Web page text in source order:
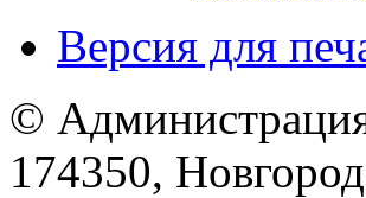
Версия для
©
174350,